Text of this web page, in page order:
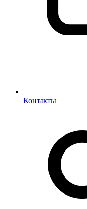
Контакты